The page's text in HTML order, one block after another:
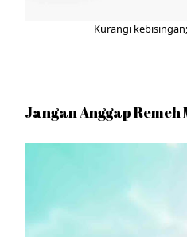
Kurangi
Jangan Anggap Remeh